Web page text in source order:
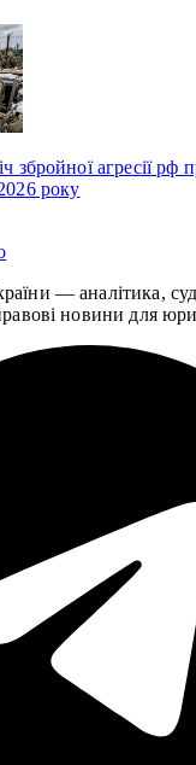
збройної агресії рф
року
— аналітика,
новини для